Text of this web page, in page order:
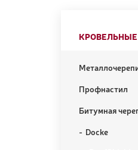
Профнастил
Битумная
Docke